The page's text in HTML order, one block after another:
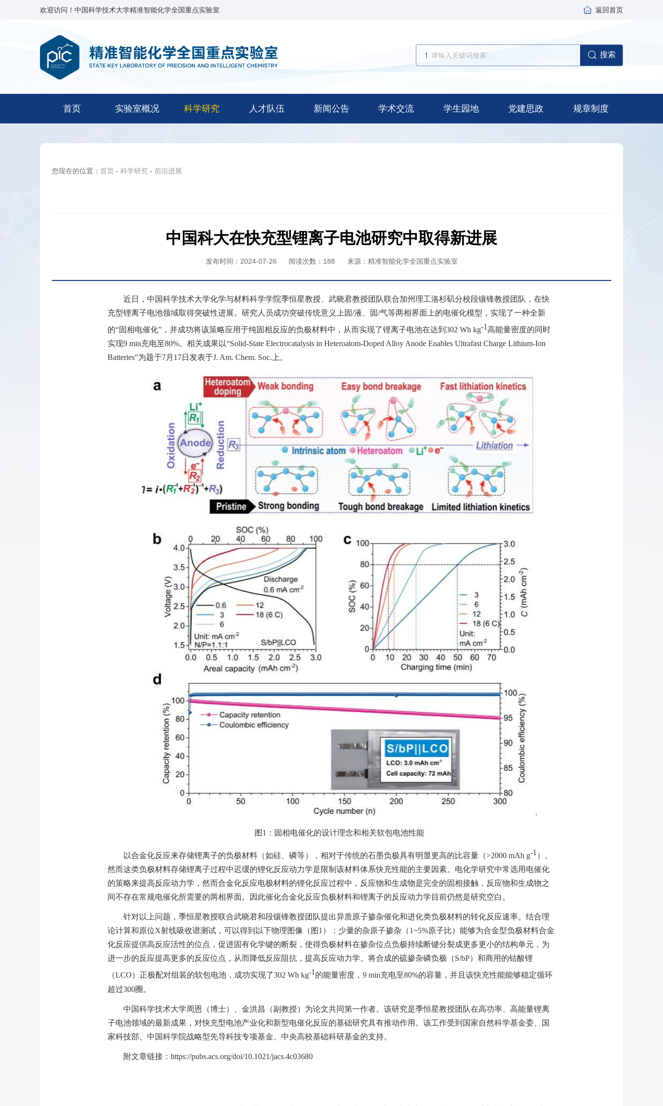
欢迎访问！中国科学技术大学精准智能化学全国重点实验室 返回首页
搜索
首页 实验室概况 科学研究 人才队伍 新闻公告 学术交流 学生园地 党建思政 规章制度
您现在的位置： 首页- 科学研究 - 前沿进展
中国科大在快充型锂离子电池研究中取得新进展
发布时间：2024-07-26 阅读次数： 188 来源：精准智能化学全国重点实验室
近日，中国科学技术大学化学与材料科学学院季恒星教授、武晓君教授团队联合加州理工洛杉矶分校段镶锋教授团队，在快
充型锂离子电池领域取得突破性进展。研究人员成功突破传统意义上固/液、固/气等两相界面上的电催化模型，实现了一种全新
的“固相电催化”，并成功将该策略应用于纯固相反应的负极材料中，从而实现了锂离子电池在达到302 Wh kg-1高能量密度的同时
实现9 min充电至80%。相关成果以“Solid-State Electrocatalysis in Heteroatom-Doped Alloy Anode Enables Ultrafast Charge Lithium-Ion
Batteries”为题于7月 17日发表于J. Am. Chem. Soc. 上。
图 1 ：固相电催化的设计理念和相关软包电池性能
以合金化反应来存储锂离子的负极材料（如硅、磷等），相对于传统的石墨负极具有明显更高的比容量（>2000 mAh g-1 ）。
然而这类负极材料存储锂离子过程中迟缓的锂化反应动力学是限制该材料体系快充性能的主要因素。电化学研究中常选用电催化
的策略来提高反应动力学，然而合金化反应电极材料的锂化反应过程中，反应物和生成物是完全的固相接触，反应物和生成物之
间不存在常规电催化所需要的两相界面。因此催化合金化反应负极材料和锂离子的反应动力学目前仍然是研究空白。
针对以上问题，季恒星教授联合武晓君和段镶锋教授团队提出异质原子掺杂催化和进化类负极材料的转化反应速率。结合理
论计算和原位X射线吸收谱测试，可以得到以下物理图像（图 1 ）：少量的杂原子掺杂（1~5%原子比）能够为合金型负极材料合金
化反应提供高反应活性的位点，促进固有化学键的断裂，使得负极材料在掺杂位点负极持续断键分裂成更多更小的结构单元，为
进一步的反应提高更多的反应位点，从而降低反应阻抗，提高反应动力学。将合成的硫掺杂磷负极（S/bP）和商用的钴酸锂
（LCO）正极配对组装的软包电池，成功实现了302 Wh kg-1 的能量密度，9 min充电至80%的容量，并且该快充性能能够稳定循环
超过300圈。
中国科学技术大学周恩（博士）、金洪昌（副教授）为论文共同第一作者。该研究是季恒星教授团队在高功率、高能量锂离
子电池领域的最新成果，对快充型电池产业化和新型电催化反应的基础研究具有推动作用。该工作受到国家自然科学基金委、国
家科技部、中国科学院战略型先导科技专项基金、中央高校基础科研基金的支持。
附文章链接：https://pubs.acs.org/doi/10.1021/jacs.4c03680